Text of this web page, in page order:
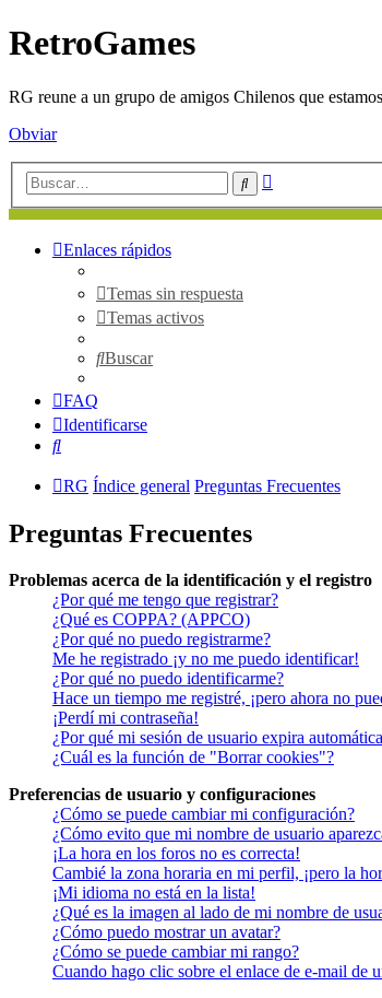
RetroGames
RG reune a un grupo de amigos Chilenos que
Obviar
Buscar
Enlaces rápidos
Temas sin respuesta
Temas activos
Buscar
FAQ
Identificarse
Buscar
RG Índice general Preguntas Frecuentes
Preguntas Frecuentes
Problemas acerca de la identificación y el registro
¿Por qué me tengo que registrar?
¿Qué es COPPA? (APPCO)
¿Por qué no puedo registrarme?
Me he registrado ¡y no me puedo identificar!
¿Por qué no puedo identificarme?
Hace un tiempo me registré, ¡pero ahora no
¡Perdí mi contraseña!
¿Por qué mi sesión de usuario expira
¿Cuál es la función de "Borrar cookies"?
Preferencias de usuario y configuraciones
¿Cómo se puede cambiar mi configuración?
¿Cómo evito que mi nombre de usuario
¡La hora en los foros no es correcta!
Cambié la zona horaria en mi perfil, ¡pero la
¡Mi idioma no está en la lista!
¿Qué es la imagen al lado de mi nombre de
¿Cómo puedo mostrar un avatar?
¿Cómo se puede cambiar mi rango?
Cuando hago clic sobre el enlace de e-mail de